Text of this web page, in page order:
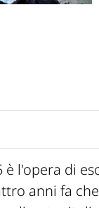
è l'opera di
anni fa